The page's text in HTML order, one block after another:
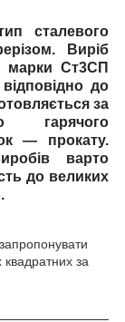
сталевого
Виріб
марки Ст3СП
до
за
гарячого
— прокату.
варто
до великих
за